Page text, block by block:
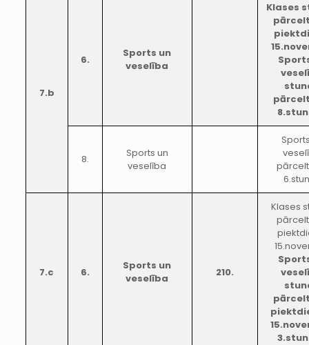
7.b
6.
Sports un
veselība
Klases
8.
Sports un
veselība
7.c 6.
Sports un
veselība
210.
Klases